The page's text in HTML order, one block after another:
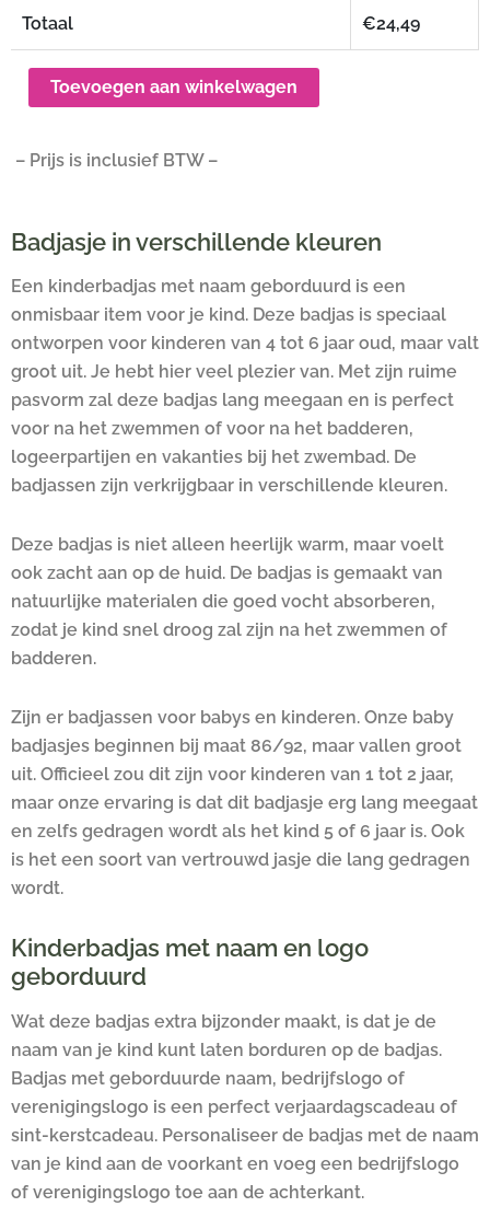
Totaal €24,49
Toevoegen aan winkelwagen
– Prijs is inclusief BTW –
Badjasje in verschillende kleuren
Een kinderbadjas met naam geborduurd is een
onmisbaar item voor je kind. Deze badjas is speciaal
ontworpen voor kinderen van 4 tot 6 jaar oud, maar valt
groot uit. Je hebt hier veel plezier van. Met zijn ruime
pasvorm zal deze badjas lang meegaan en is perfect
voor na het zwemmen of voor na het badderen,
logeerpartijen en vakanties bij het zwembad. De
badjassen zijn verkrijgbaar in verschillende kleuren.
Deze badjas is niet alleen heerlijk warm, maar voelt
ook zacht aan op de huid. De badjas is gemaakt van
natuurlijke materialen die goed vocht absorberen,
zodat je kind snel droog zal zijn na het zwemmen of
badderen.
Zijn er badjassen voor babys en kinderen. Onze baby
badjasjes beginnen bij maat 86/92, maar vallen groot
uit. Officieel zou dit zijn voor kinderen van 1 tot 2 jaar,
maar onze ervaring is dat dit badjasje erg lang meegaat
en zelfs gedragen wordt als het kind 5 of 6 jaar is. Ook
is het een soort van vertrouwd jasje die lang gedragen
wordt.
Kinderbadjas met naam en logo
geborduurd
Wat deze badjas extra bijzonder maakt, is dat je de
naam van je kind kunt laten borduren op de badjas.
Badjas met geborduurde naam, bedrijfslogo of
verenigingslogo is een perfect verjaardagscadeau of
sint-kerstcadeau. Personaliseer de badjas met de naam
van je kind aan de voorkant en voeg een bedrijfslogo
of verenigingslogo toe aan de achterkant.